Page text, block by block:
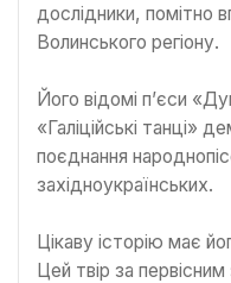
дослідники, помітно
Волинського регіону.
Його відомі п’єси
«Галіційські танці»
поєднання
західноукраїнських.
Цікаву історію має
Цей твір за